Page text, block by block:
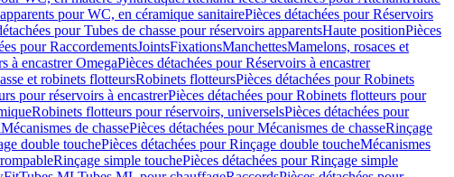
pour WC, en céramique sanitairePièces détachées pour Réservoirs
pour Tubes de chasse pour réservoirs apparentsHaute positionPièces
pour RaccordementsJointsFixationsManchettesMamelons, rosaces et
à encastrer OmegaPièces détachées pour Réservoirs à encastrer
et robinets flotteursRobinets flotteursPièces détachées pour Robinets
pour réservoirs à encastrerPièces détachées pour Robinets flotteurs pour
Robinets flotteurs pour réservoirs, universelsPièces détachées pour
Mécanismes de chassePièces détachées pour Mécanismes de chasseRinçage
double touchePièces détachées pour Rinçage double toucheMécanismes
Rinçage simple touchePièces détachées pour Rinçage simple